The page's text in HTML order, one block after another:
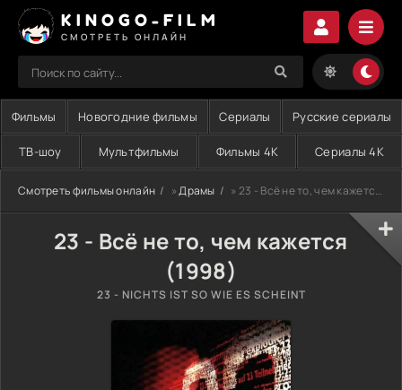
KINOGO-FILM
СМОТРЕТЬ ОНЛАЙН
Фильмы Новогодние фильмы Сериалы Русские сериалы
ТВ-шоу Мультфильмы Фильмы 4K Сериалы 4K
Смотреть фильмы онлайн »Драмы » 23 - Всё не то, чем кажется (1998)
23 - Всё не то, чем кажется
(1998)
23 - NICHTS IST SO WIE ES SCHEINT